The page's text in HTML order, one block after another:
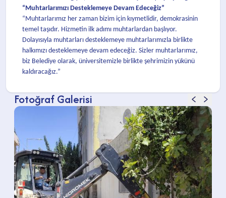
“Muhtarlarımızı Desteklemeye Devam Edeceğiz”
“Muhtarlarımız her zaman bizim için kıymetlidir, demokrasinin
temel taşıdır. Hizmetin ilk adımı muhtarlardan başlıyor.
Dolayısıyla muhtarları desteklemeye muhtarlarımızla birlikte
halkımızı desteklemeye devam edeceğiz. Sizler muhtarlarımız,
biz Belediye olarak, üniversitemizle birlikte şehrimizin yükünü
kaldıracağız.”
Fotoğraf Galerisi